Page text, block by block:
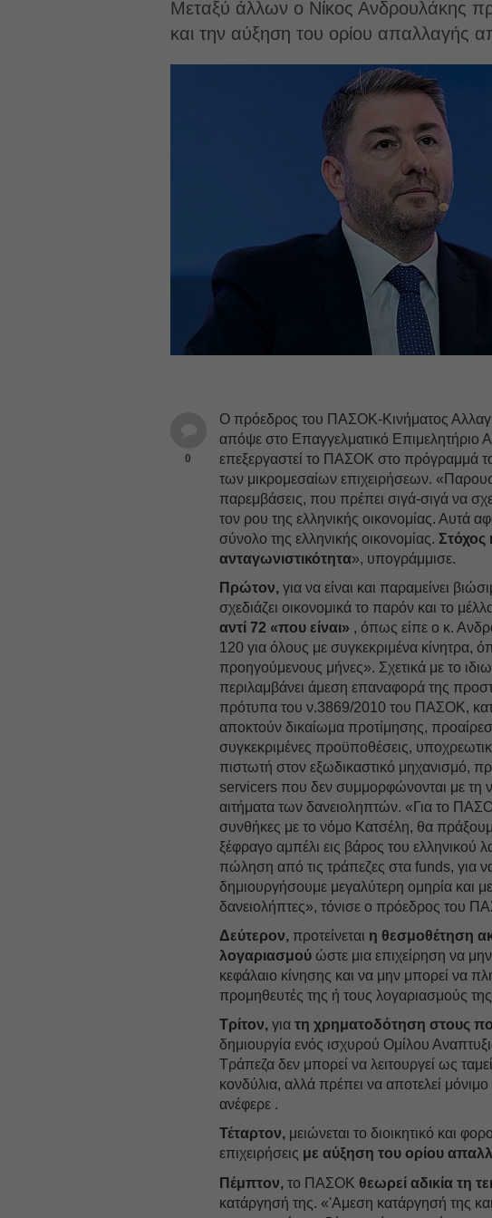
Μεταξύ άλλων ο Νίκος Ανδρουλάκης
και την αύξηση του ορίου απαλλαγής
0
Ο πρόεδρος του ΠΑΣΟΚ-Κινήματος
απόψε στο Επαγγελματικό Επιμελητήριο
επεξεργαστεί το ΠΑΣΟΚ στο πρόγραμμά
των μικρομεσαίων επιχειρήσεων.
παρεμβάσεις, που πρέπει σιγά-σιγά να
τον ρου της ελληνικής οικονομίας. Αυτά
σύνολο της ελληνικής οικονομίας.Στόχος
ανταγωνιστικότητα», υπογράμμισε.
Πρώτον, για να είναι και παραμείνει
σχεδιάζει οικονομικά το παρόν και το
αντί 72 «που είναι» , όπως είπε ο κ.
120 για όλους με συγκεκριμένα κίνητρα,
προηγούμενους μήνες». Σχετικά με το
περιλαμβάνει άμεση επαναφορά της
πρότυπα του ν.3869/2010 του ΠΑΣΟΚ,
αποκτούν δικαίωμα προτίμησης,
συγκεκριμένες προϋποθέσεις,
πιστωτή στον εξωδικαστικό μηχανισμό,
servicers που δεν συμμορφώνονται με τη
αιτήματα των δανειοληπτών. «Για το
συνθήκες με το νόμο Κατσέλη, θα
ξέφραγο αμπέλι εις βάρος του ελληνικού
πώληση από τις τράπεζες στα funds, για
δημιουργήσουμε μεγαλύτερη ομηρία και
δανειολήπτες», τόνισε ο πρόεδρος του
Δεύτερον, προτείνεται η θεσμοθέτηση
λογαριασμού ώστε μια επιχείρηση να
κεφάλαιο κίνησης και να μην μπορεί να
προμηθευτές της ή τους λογαριασμούς
Τρίτον, γιατη χρηματοδότηση στους
δημιουργία ενός ισχυρού Ομίλου
Τράπεζα δεν μπορεί να λειτουργεί ως
κονδύλια, αλλά πρέπει να αποτελεί
ανέφερε .
Τέταρτον, μειώνεται το διοικητικό και
επιχειρήσεις με αύξηση του ορίου
Πέμπτον, το ΠΑΣΟΚ θεωρεί αδικία τη
κατάργησή της. «'Αμεση κατάργησή της